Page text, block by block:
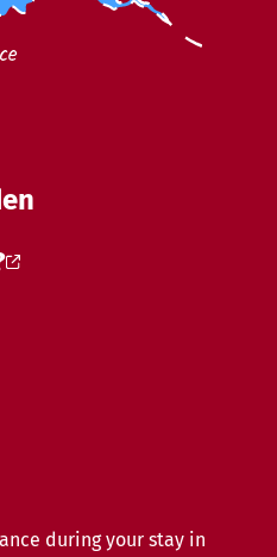
during your stay in